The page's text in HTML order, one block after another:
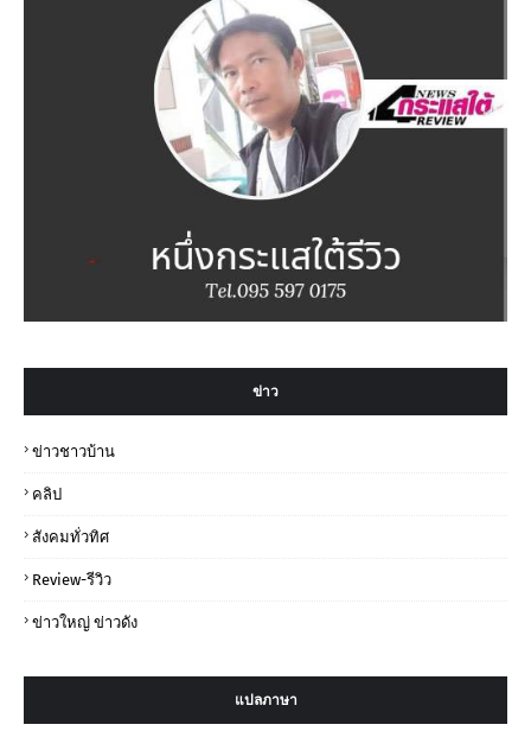
ข่าว
ข่าวชาวบ้าน
คลิป
สังคมทั่วทิศ
Review-รีวิว
ข่าวใหญ่ ข่าวดัง
แปลภาษา